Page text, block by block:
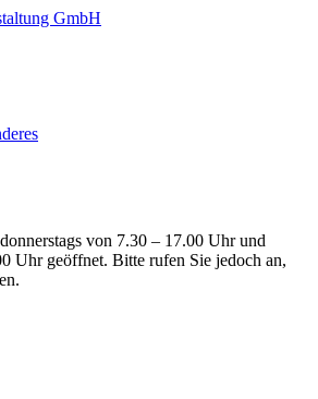
von 7.30 – 17.00 Uhr und
Uhr geöffnet. Bitte rufen Sie jedoch an,